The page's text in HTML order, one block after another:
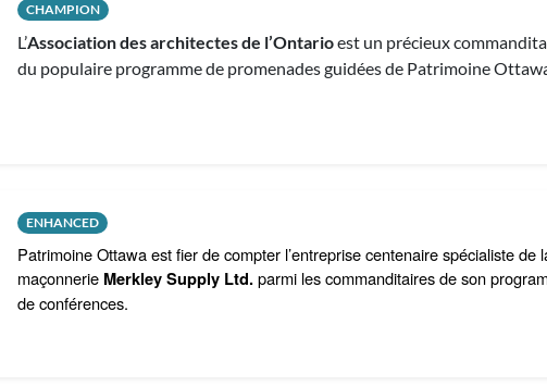
CHAMPION
L’Association des architectes de l’Ontarioest un précieux
du populaire programme de promenades guidées de Patrimoine
ENHANCED
Patrimoine Ottawa est fier de compter l’entreprise centenaire spécialiste de
maçonnerie Merkley Supply Ltd.parmi les commanditaires de son
de conférences.